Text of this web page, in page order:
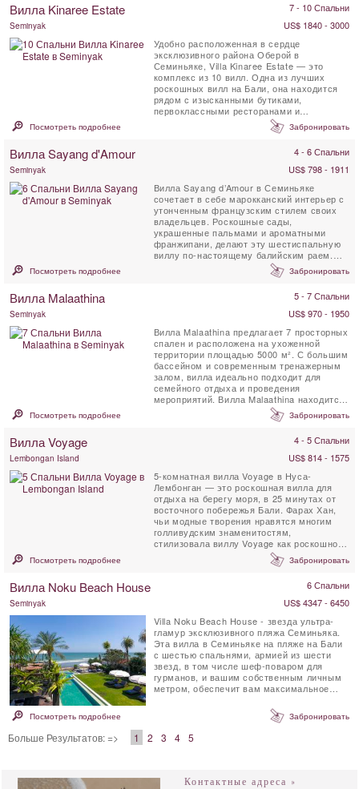
Вилла Kinaree Estate 7 - 10 Спальни
Seminyak
US$ 1840 - 3000
Удобно расположенная в сердце
эксклюзивного района Оберой в
Семиньяке, Villa Kinaree Estate — это
комплекс из 10 вилл. Одна из лучших
роскошных вилл на Бали, она находится
рядом с изысканными бутиками,
первоклассными ресторанами и
оживлённой ночной жизнью, благодаря
Посмотреть подробнее Забронировать
Вилла Sayang d'Amour 4 - 6 Спальни
Seminyak
US$ 798 - 1911
Вилла Sayang d’Amour в Семиньяке
сочетает в себе марокканский интерьер с
утонченным французским стилем своих
владельцев. Роскошные сады,
украшенные пальмами и ароматными
франжипани, делают эту шестиспальную
виллу по-настоящему балийским раем.
Пребывание в Villa Sayang d’Amour ...
Посмотреть подробнее Забронировать
Вилла Malaathina 5 - 7 Спальни
Seminyak
US$ 970 - 1950
Вилла Malaathina предлагает 7 просторных
спален и расположена на ухоженной
территории площадью 5000 м². С большим
бассейном и современным тренажерным
залом, вилла идеально подходит для
семейного отдыха и проведения
мероприятий. Вилла Malaathina находится
Посмотреть подробнее Забронировать
Вилла Voyage 4 - 5 Спальни
Lembongan Island
US$ 814 - 1575
5-комнатная вилла Voyage в Нуса-
Лембонган — это роскошная вилла для
отдыха на берегу моря, в 25 минутах от
восточного побережья Бали. Фарах Хан,
чьи модные творения нравятся многим
голливудским знаменитостям,
стилизовала виллу Voyage как роскошное
Посмотреть подробнее Забронировать
Вилла Noku Beach House 6 Спальни
Seminyak
US$ 4347 - 6450
Villa Noku Beach House - звезда ультра-
гламур эксклюзивного пляжа Семиньяка.
Эта вилла в Семиньяке на пляже на Бали
с шестью спальнями, армией из шести
звезд, в том числе шеф-поваром для
гурманов, и вашим собственным личным
метром, обеспечит вам максимальное
Посмотреть подробнее Забронировать
Больше Результатов: => 1 2 3 4 5
Контактные адреса »